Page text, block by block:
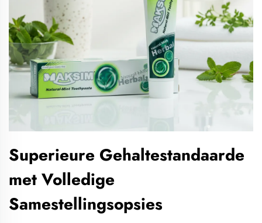
Superieure Gehaltestandaarde
met Volledige
Samestellingsopsies